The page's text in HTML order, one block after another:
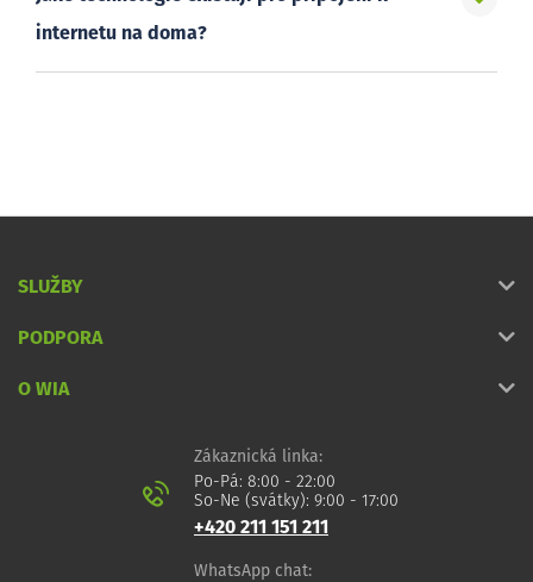
internetu na doma?
SLUŽBY
PODPORA
O WIA
Zákaznická linka:
Po-Pá: 8:00 - 22:00
So-Ne (svátky): 9:00 - 17:00
+420 211 151 211
WhatsApp chat: